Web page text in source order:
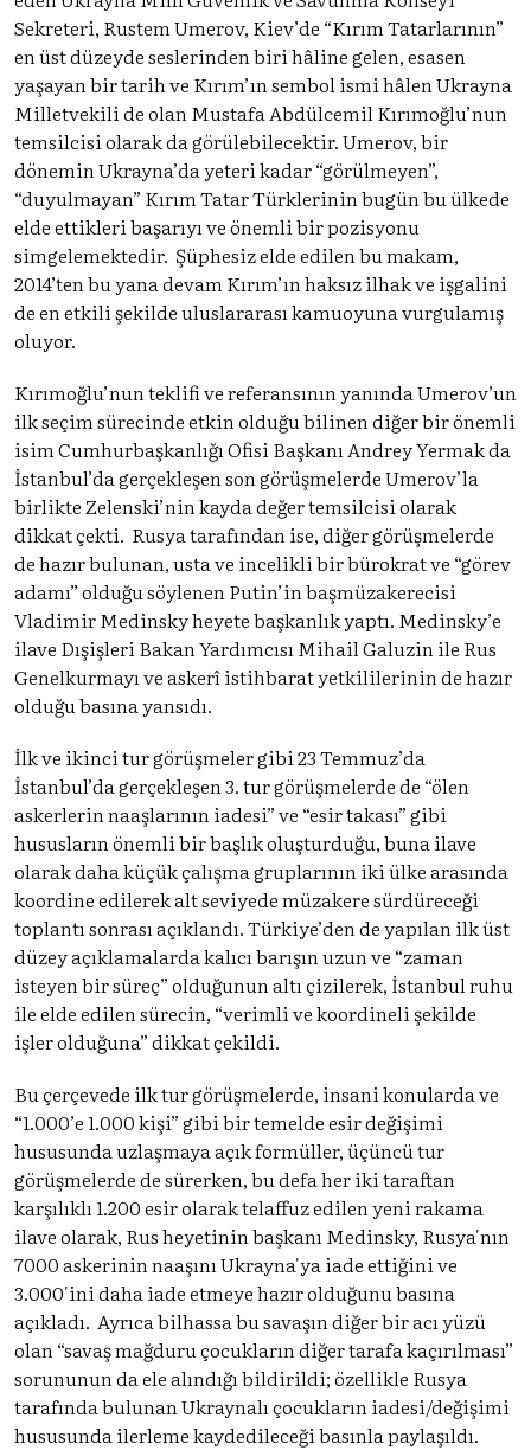
Sekreteri, Rustem Umerov, Kiev’de “Kırım Tatarlarının”
en üst düzeyde seslerinden biri hâline gelen, esasen
yaşayan bir tarih ve Kırım’ın sembol ismi hâlen Ukrayna
Milletvekili de olan Mustafa Abdülcemil Kırımoğlu’nun
temsilcisi olarak da görülebilecektir. Umerov, bir
dönemin Ukrayna’da yeteri kadar “görülmeyen”,
“duyulmayan” Kırım Tatar Türklerinin bugün bu ülkede
elde ettikleri başarıyı ve önemli bir pozisyonu
simgelemektedir. Şüphesiz elde edilen bu makam,
2014’ten bu yana devam Kırım’ın haksız ilhak ve işgalini
de en etkili şekilde uluslararası kamuoyuna vurgulamış
oluyor.
Kırımoğlu’nun teklifi ve referansının yanında Umerov’un
ilk seçim sürecinde etkin olduğu bilinen diğer bir önemli
isim Cumhurbaşkanlığı Ofisi Başkanı Andrey Yermak da
İstanbul’da gerçekleşen son görüşmelerde Umerov’la
birlikte Zelenski’nin kayda değer temsilcisi olarak
dikkat çekti. Rusya tarafından ise, diğer görüşmelerde
de hazır bulunan, usta ve incelikli bir bürokrat ve “görev
adamı” olduğu söylenen Putin’in başmüzakerecisi
Vladimir Medinsky heyete başkanlık yaptı. Medinsky’e
ilave Dışişleri Bakan Yardımcısı Mihail Galuzin ile Rus
Genelkurmayı ve askerî istihbarat yetkililerinin de hazır
olduğu basına yansıdı.
İlk ve ikinci tur görüşmeler gibi 23 Temmuz’da
İstanbul’da gerçekleşen 3. tur görüşmelerde de “ölen
askerlerin naaşlarının iadesi” ve “esir takası” gibi
hususların önemli bir başlık oluşturduğu, buna ilave
olarak daha küçük çalışma gruplarının iki ülke arasında
koordine edilerek alt seviyede müzakere sürdüreceği
toplantı sonrası açıklandı. Türkiye’den de yapılan ilk üst
düzey açıklamalarda kalıcı barışın uzun ve “zaman
isteyen bir süreç” olduğunun altı çizilerek, İstanbul ruhu
ile elde edilen sürecin, “verimli ve koordineli şekilde
işler olduğuna” dikkat çekildi.
Bu çerçevede ilk tur görüşmelerde, insani konularda ve
“1.000’e 1.000 kişi” gibi bir temelde esir değişimi
hususunda uzlaşmaya açık formüller, üçüncü tur
görüşmelerde de sürerken, bu defa her iki taraftan
karşılıklı 1.200 esir olarak telaffuz edilen yeni rakama
ilave olarak, Rus heyetinin başkanı Medinsky, Rusya'nın
7000 askerinin naaşını Ukrayna'ya iade ettiğini ve
3.000'ini daha iade etmeye hazır olduğunu basına
açıkladı. Ayrıca bilhassa bu savaşın diğer bir acı yüzü
olan “savaş mağduru çocukların diğer tarafa kaçırılması”
sorununun da ele alındığı bildirildi; özellikle Rusya
tarafında bulunan Ukraynalı çocukların iadesi/değişimi
hususunda ilerleme kaydedileceği basınla paylaşıldı.